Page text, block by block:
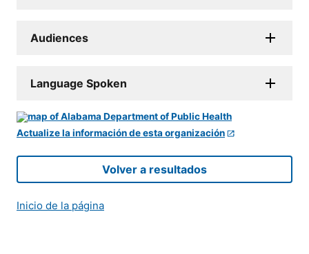
Audiences
Language Spoken
Actualize la información de esta organización
Volver a resultados
Inicio de la página